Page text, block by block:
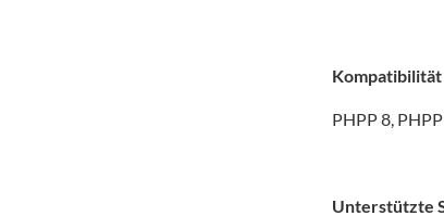
Kompatibilität
PHPP 8,
Unterstützte